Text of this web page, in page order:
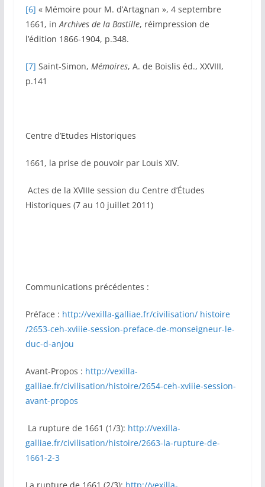
[6] « Mémoire pour M. d’Artagnan », 4 septembre
1661, inArchives de la Bastille, réimpression de
l’édition 1866-1904, p.348.
[7] Saint-Simon, Mémoires, A. de Boislis éd., XXVIII,
p.141
Centre d’Etudes Historiques
1661, la prise de pouvoir par Louis XIV.
Actes de la XVIIIe session du Centre d’Études
Historiques (7 au 10 juillet 2011)
Communications précédentes :
Préface : http://vexilla-galliae.fr/civilisation/ histoire
/2653-ceh-xviiie-session-preface-de-monseigneur-le-
duc-d-anjou
Avant-Propos : http://vexilla-
galliae.fr/civilisation/histoire/2654-ceh-xviiie-session-
avant-propos
La rupture de 1661 (1/3): http://vexilla-
galliae.fr/civilisation/histoire/2663-la-rupture-de-
1661-2-3